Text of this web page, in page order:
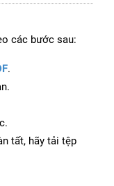
các bước sau:
.
tất, hãy tải tệp